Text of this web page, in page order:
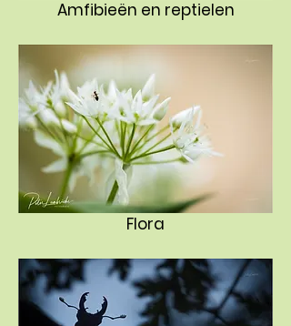
Amfibieën en reptielen
Flora